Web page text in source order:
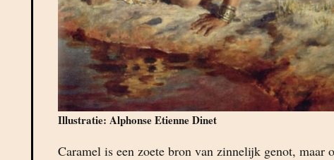
Illustratie: Alphonse Etienne Dinet
Caramel is een zoete bron van zinnelijk genot, maar